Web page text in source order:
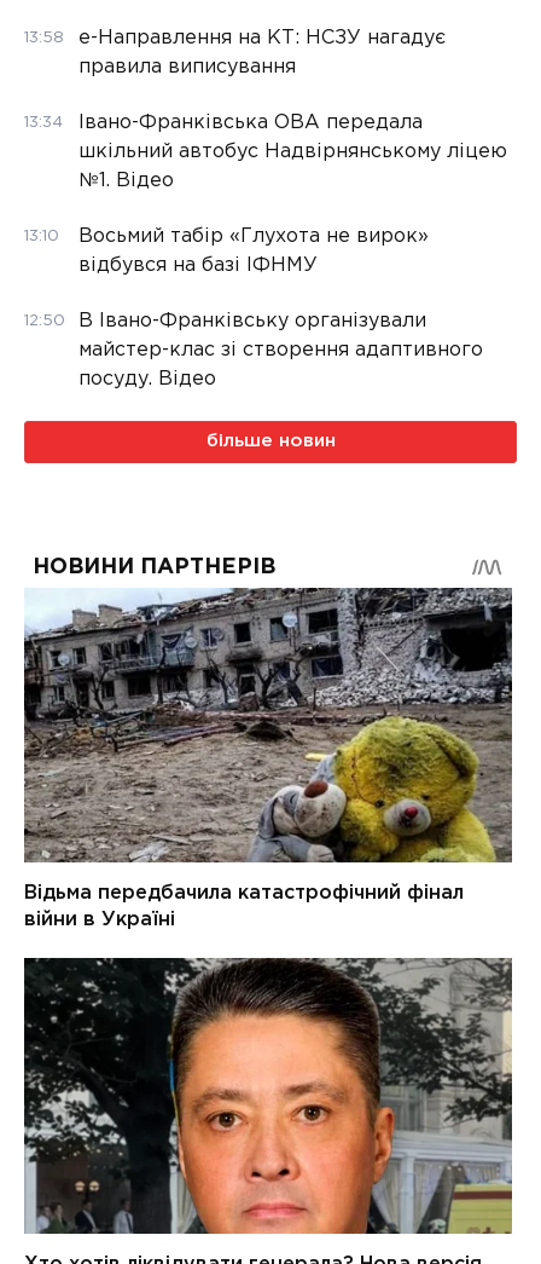
13:58
е-Направлення на КТ: НСЗУ нагадує
правила виписування
13:34
Івано-Франківська ОВА передала
шкільний автобус Надвірнянському ліцею
№1. Відео
13:10
Восьмий табір «Глухота не вирок»
відбувся на базі ІФНМУ
12:50
В Івано-Франківську організували
майстер-клас зі створення адаптивного
посуду. Відео
більше новин